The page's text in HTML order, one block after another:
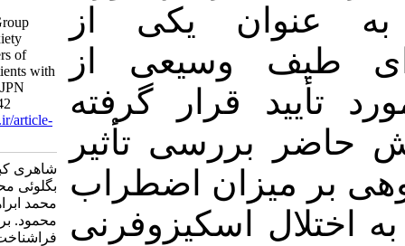
یکی از
وسیعی از
قرار گرفته
بررسی تأثیر
میزان اضطراب
اسکیزوفرنی
Metacognitive Group
Therapy on Anxiety
among Caregivers of
Hospitalized Patients with
Schizophrenia. IJPN
2017; 5 (5) :34-42
URL:http://ijpn.ir/article-
شاهری کبری، مرادی
بگلوئی محمد، ساریچلو
محمد ابراهیم، علیپور
محمود. بررسی تأثیر
فراشناخت درمانی